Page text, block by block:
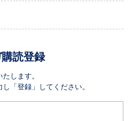
購読登録
します。
「登録」してください。